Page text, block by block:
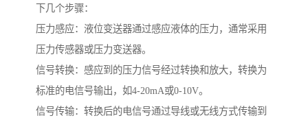
下几个步骤：
压力感应：液位变送器通过感应液体的压力，通常采用
压力传感器或压力变送器。
信号转换：感应到的压力信号经过转换和放大，转换为
标准的电信号输出，如4-20mA或0-10V。
信号传输：转换后的电信号通过导线或无线方式传输到